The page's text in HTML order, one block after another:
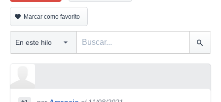
Marcar como favorito